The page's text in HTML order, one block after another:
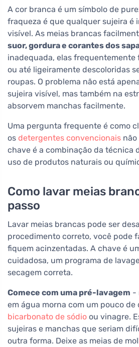
A cor branca é um símbolo de
fraqueza é que qualquer sujeira é
visível. As meias brancas
suor, gordura e corantes dos
inadequada, elas frequentemente
ou até ligeiramente descoloridas
roupas. O problema não está
sujeira visível, mas também na
absorvem manchas facilmente.
Uma pergunta frequente é como
os detergentes convencionais
chave é a combinação da técnica
uso de produtos naturais ou
Como lavar meias
passo
Lavar meias brancas pode ser
procedimento correto, você pode
fiquem acinzentadas. A chave é
cuidadosa, um programa de
secagem correta.
Comece com uma pré-lavagem -
em água morna com um pouco de
bicarbonato de sódio ou vinagre.
sujeiras e manchas que seriam
outra forma. Deixe as meias de